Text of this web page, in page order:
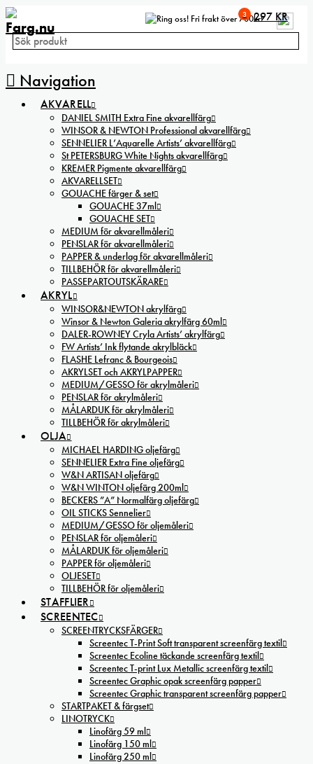
Fri frakt över 700kr!
Navigation
3 297 KR
AKVARELL
DANIEL SMITH Extra Fine akvarellfärg
WINSOR & NEWTON Professional akvarellfärg
SENNELIER L’Aquarelle Artists’ akvarellfärg
St PETERSBURG White Nights akvarellfärg
KREMER Pigmente akvarellfärg
AKVARELLSET
GOUACHE färger & set
GOUACHE 37ml
GOUACHE SET
MEDIUM för akvarellmåleri
PENSLAR för akvarellmåleri
PAPPER & underlag för akvarellmåleri
TILLBEHÖR för akvarellmåleri
PASSEPARTOUTSKÄRARE
AKRYL
WINSOR&NEWTON akrylfärg
Winsor & Newton Galeria akrylfärg 60ml
DALER-ROWNEY Cryla Artists’ akrylfärg
FW Artists’ Ink flytande akrylbläck
FLASHE Lefranc & Bourgeois
AKRYLSET och AKRYLPAPPER
MEDIUM/GESSO för akrylmåleri
PENSLAR för akrylmåleri
MÅLARDUK för akrylmåleri
TILLBEHÖR för akrylmåleri
OLJA
MICHAEL HARDING oljefärg
SENNELIER Extra Fine oljefärg
W&N ARTISAN oljefärg
W&N WINTON oljefärg 200ml
BECKERS ”A” Normalfärg oljefärg
OIL STICKS Sennelier
MEDIUM/GESSO för oljemåleri
PENSLAR för oljemåleri
MÅLARDUK för oljemåleri
PAPPER för oljemåleri
OLJESET
TILLBEHÖR för oljemåleri
STAFFLIER
SCREENTEC
SCREENTRYCKSFÄRGER
Screentec T-Print Soft transparent screenfärg textil
Screentec Ecoline täckande screenfärg textil
Screentec T-print Lux Metallic screenfärg textil
Screentec Graphic opak screenfärg papper
Screentec Graphic transparent screenfärg papper
STARTPAKET & färgset
LINOTRYCK
Linofärg 59 ml
Linofärg 150 ml
Linofärg 250 ml